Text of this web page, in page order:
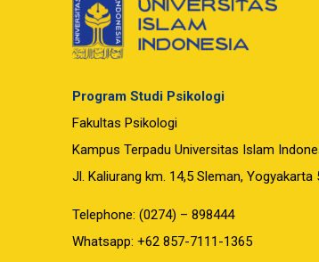
Program Studi Psikologi
Fakultas Psikologi
Kampus Terpadu Universitas Islam
Jl. Kaliurang km. 14,5 Sleman, Yogyakarta
Telephone: (0274) – 898444
Whatsapp: +62 857-7111-1365